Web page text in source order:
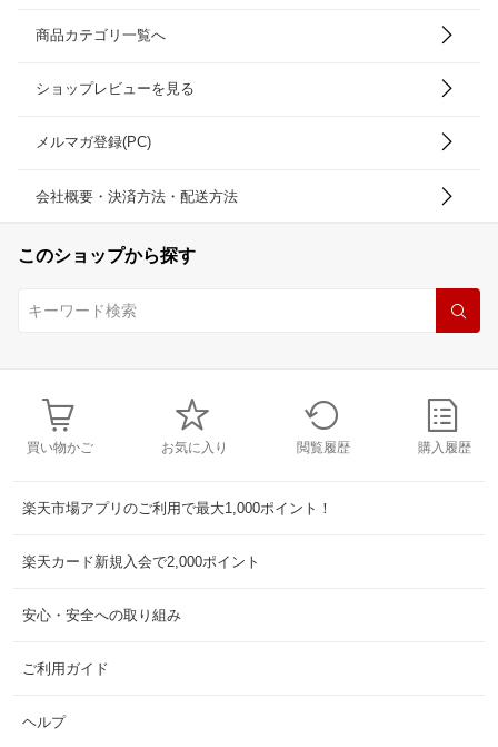
商品カテゴリ一覧へ
ショップレビューを見る
メルマガ登録(PC)
会社概要・決済方法・配送方法
このショップから探す
買い物かご お気に入り 閲覧履歴 購入履歴
楽天市場アプリのご利用で最大1,000ポイント！
楽天カード新規入会で2,000ポイント
安心・安全への取り組み
ご利用ガイド
ヘルプ